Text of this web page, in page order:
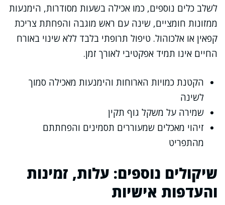
לשלב כלים נוספים, כמו אכילה בשעות מסודרות, הימנעות
ממזונות חומציים, שינה עם ראש מוגבה והפחתת צריכת
קפאין או אלכוהול. טיפול תרופתי בלבד ללא שינוי באורח
החיים אינו תמיד אפקטיבי לאורך זמן.
הקטנת כמויות הארוחות והימנעות מאכילה סמוך
לשינה
שמירה על משקל גוף תקין
זיהוי מאכלים שמעוררים תסמינים והפחתתם
מהתפריט
שיקולים נוספים: עלות, זמינות
והעדפות אישיות